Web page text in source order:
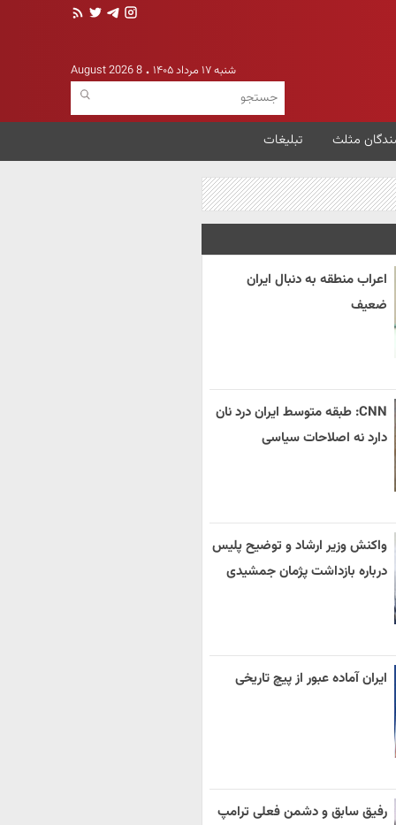
شنبه ۱۷ مرداد ۱۴۰۵ 8 August 2026
مثلث تبلیغات
اعراب منطقه به دنبال ایران
ضعیف
CNN: طبقه متوسط ایران درد نان
دارد نه اصلاحات سیاسی
واکنش وزیر ارشاد و توضیح پلیس
درباره بازداشت پژمان جمشیدی
ایران آماده عبور از پیچ تاریخی
رفیق سابق و دشمن فعلی ترامپ